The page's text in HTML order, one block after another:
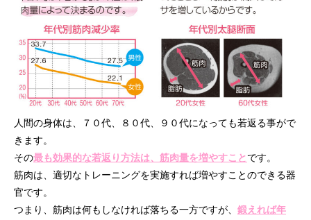
人間の身体は、７０代、８０代、９０代になっても若返る事がで
きます。
その最も効果的な若返り方法は、筋肉量を増やすことです。
筋肉は、適切なトレーニングを実施すれば増やすことのできる器
官です。
つまり、筋肉は何もしなければ落ちる一方ですが、 鍛えれば年